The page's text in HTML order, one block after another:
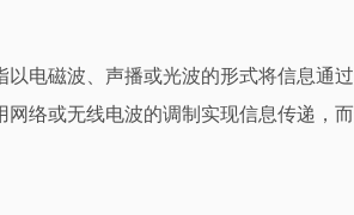
电磁波、声播或光波的形式将信息通
络或无线电波的调制实现信息传递